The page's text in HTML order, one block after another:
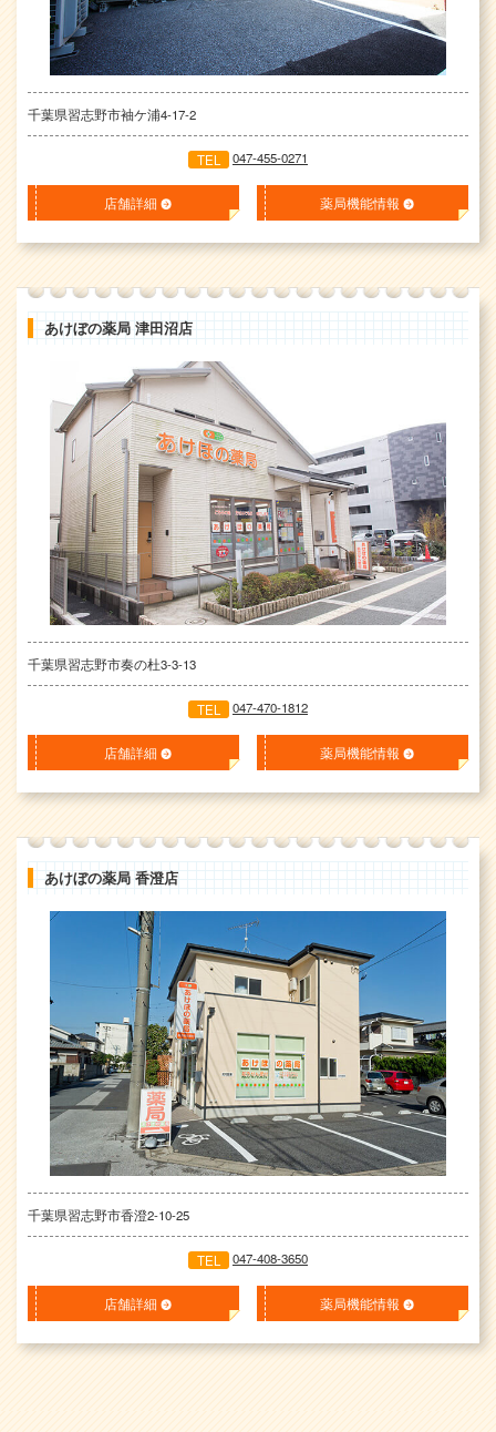
千葉県習志野市袖ケ浦4-17-2
TEL 047-455-0271
店舗詳細 薬局機能情報
あけぼの薬局 津田沼店
千葉県習志野市奏の杜3-3-13
TEL 047-470-1812
店舗詳細 薬局機能情報
あけぼの薬局 香澄店
千葉県習志野市香澄2-10-25
TEL 047-408-3650
店舗詳細 薬局機能情報